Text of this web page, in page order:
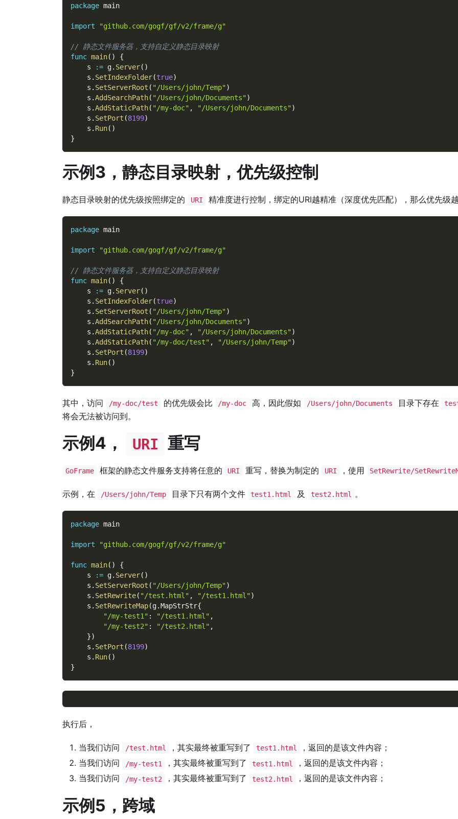
package main
import "github.com/gogf/gf/v2/frame/g"
// 静态文件服务器，支持自定义静态目录映射
func main( )
{
    s
:= g. Server( )
    s
. SetIndexFolder(true)
    s
. SetServerRoot ( "/Users/john/Temp")
    s
.AddSearchPath( "/Users/john/Documents")
    s
.AddStaticPath( "/my-doc" , "/Users/john/Documents")
    s
. SetPort (8199)
    s
. Run( )
}
示例3，静态目录映射，优先级控制
静态目录映射的优先级按照绑定的 URI 精准度进行控制，绑定的URI越精准（深度优先匹配），那么优先级
package main
import "github.com/gogf/gf/v2/frame/g"
// 静态文件服务器，支持自定义静态目录映射
func main( )
{
    s
:= g. Server( )
    s
. SetIndexFolder(true)
    s
. SetServerRoot ( "/Users/john/Temp")
    s
.AddSearchPath( "/Users/john/Documents")
    s
.AddStaticPath( "/my-doc" , "/Users/john/Documents")
    s
.AddStaticPath( "/my-doc/test" , "/Users/john/Temp")
    s
. SetPort (8199)
    s
. Run( )
}
其中，访问 /my-doc/test 的优先级会比 /my-doc 高，因此假如 /Users/john/Documents 目录下存在
将会无法被访问到。
示例4， URI 重写
GoFrame 框架的静态文件服务支持将任意的 URI 重写，替换为制定的 URI ，使用 SetRewrite/
示例，在 /Users/john/Temp 目录下只有两个文件 test1.html 及 test2.html 。
package main
import "github.com/gogf/gf/v2/frame/g"
func main( )
{
    s
:= g. Server( )
    s
. SetServerRoot ( "/Users/john/Temp")
    s
. SetRewrite( "/test.html" , "/test1.html")
    s
. SetRewriteMap(g.MapStrStr{
"/my-test1" : "/test1.html" ,
"/my-test2" : "/test2.html" ,
})
    s
. SetPort (8199)
    s
. Run( )
}
执行后，
当我们访问 /test.html ，其实最终被重写到了 test1.html
，返回的是该文件内容；
当我们访问
/my-test1 ，其实最终被重写到了 test1.html
，返回的是该文件内容；
当我们访问
/my-test2 ，其实最终被重写到了 test2.html ，返回的是该文件内容；
示例5，跨域